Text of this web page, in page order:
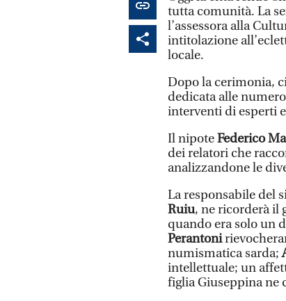
tutta comunità. La
l’assessora alla
intitolazione
locale.
Dopo la cerimonia,
dedicata alle
interventi di esperti
Il nipoteFederico
dei relatori che
analizzandone le
La responsabile del
Ruiu, ne ricorderà il
quando era solo un
Perantoni
numismatica sarda;
intellettuale; un
figlia Giuseppina ne